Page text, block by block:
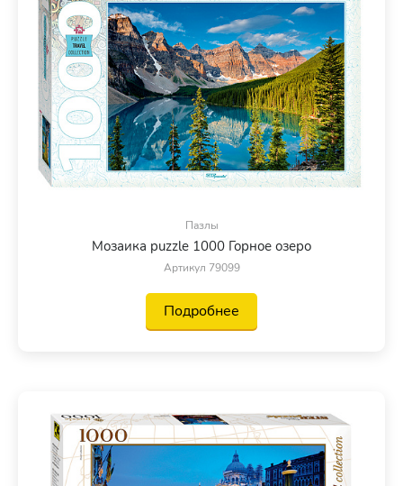
Пазлы
Мозаика puzzle 1000 Горное озеро
Артикул 79099
Подробнее